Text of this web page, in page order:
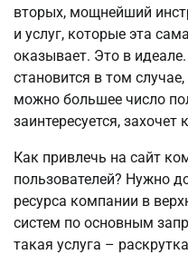
вторых, мощнейший
и услуг, которые эта
оказывает. Это в
становится в том
можно большее число
заинтересуется, захочет
Как привлечь на сайт
пользователей? Нужно
ресурса компании в
систем по основным
такая услуга –